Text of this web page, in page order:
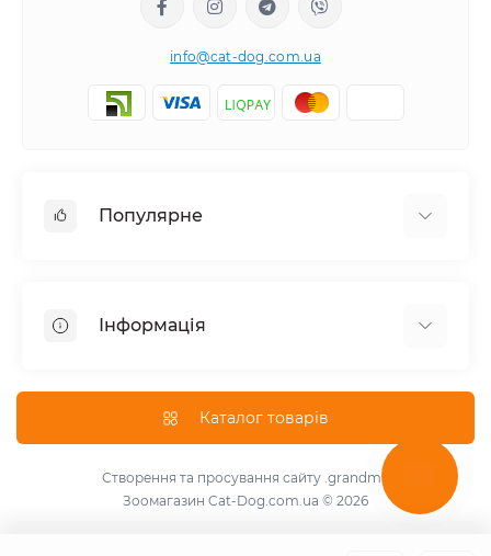
info@cat-dog.com.ua
Популярне
Вологий корм для котів
Сухий корм для собак
Сухий корм для котів
Паштет для собак
Інформація
Повернення та обмін товарів
Умови використання
Знижки для розплідників
Каталог товарів
Створення та просування сайту .grandma
Зоомагазин Cat-Dog.com.ua © 2026